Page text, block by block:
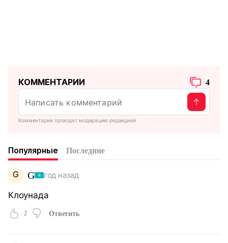
КОММЕНТАРИИ 4
Комментарии проходят модерацию редакцией
Популярные Последние
G G год назад
Клоунада
2 Ответить